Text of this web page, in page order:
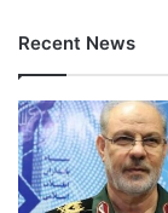
Recent News